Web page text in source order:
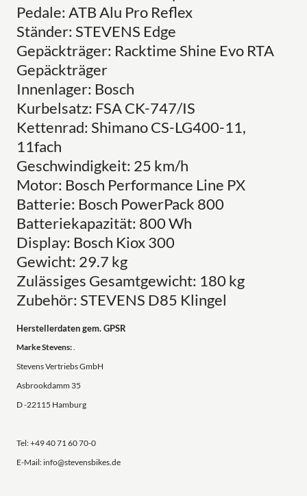
Pedale: ATB Alu Pro Reflex
Ständer: STEVENS Edge
Gepäckträger: Racktime Shine Evo RTA
Gepäckträger
Innenlager: Bosch
Kurbelsatz: FSA CK-747/IS
Kettenrad: Shimano CS-LG400-11,
11fach
Geschwindigkeit: 25 km/h
Motor: Bosch Performance Line PX
Batterie: Bosch PowerPack 800
Batteriekapazität: 800 Wh
Display: Bosch Kiox 300
Gewicht: 29.7 kg
Zulässiges Gesamtgewicht: 180 kg
Zubehör: STEVENS D85 Klingel
Herstellerdaten gem. GPSR
Marke Stevens:.
Stevens Vertriebs GmbH
Asbrookdamm 35
D -22115 Hamburg
Tel: +49 40 71 60 70-0
E-Mail: info@stevensbikes.de